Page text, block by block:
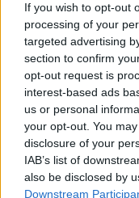
If you wish to opt-out
processing of your
targeted advertising
section to confirm
opt-out request is
interest-based ads
us or personal
your opt-out. You
disclosure of your
IAB’s list of
also be disclosed by
Downstream